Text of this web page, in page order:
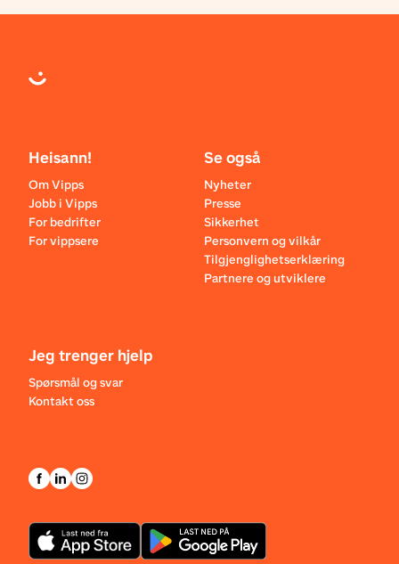
Heisann!
Om Vipps
Jobb i Vipps
For bedrifter
For vippsere
Se også
Nyheter
Presse
Sikkerhet
Personvern og vilkår
Tilgjenglighetserklæring
Partnere og utviklere
Jeg trenger hjelp
Spørsmål og svar
Kontakt oss